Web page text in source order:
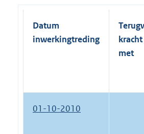
Datum
inwerkingtreding
met
01-10-2010